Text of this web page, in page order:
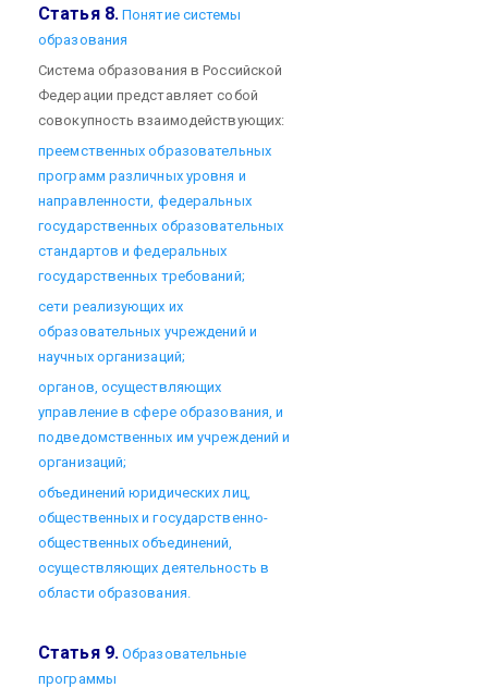
Статья 8.Понятие системы
образования
Система образования в Российской
Федерации представляет собой
совокупность взаимодействующих:
преемственных образовательных
программ различных уровня и
направленности, федеральных
государственных образовательных
стандартов и федеральных
государственных требований;
сети реализующих их
образовательных учреждений и
научных организаций;
органов, осуществляющих
управление в сфере образования, и
подведомственных им учреждений и
организаций;
объединений юридических лиц,
общественных и государственно-
общественных объединений,
осуществляющих деятельность в
области образования.
Статья 9.Образовательные
программы